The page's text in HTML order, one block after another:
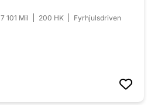
7 101 Mil 200 HK Fyrhjulsdriven